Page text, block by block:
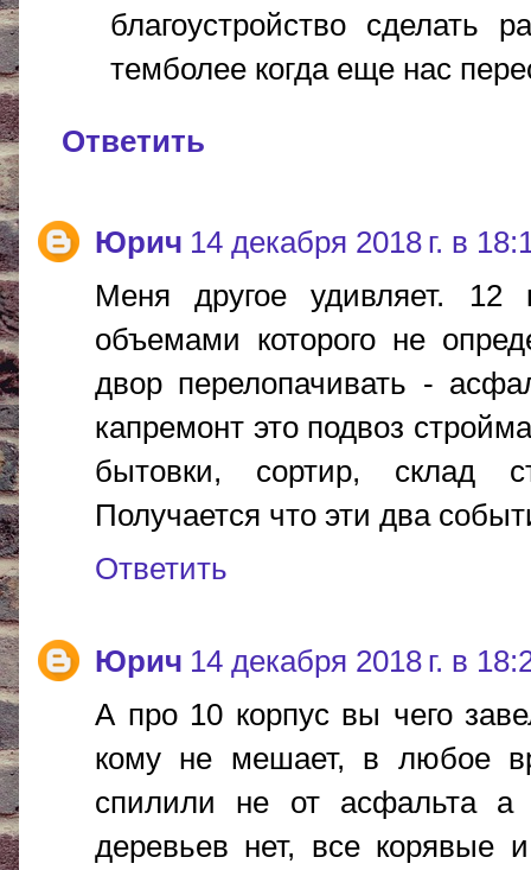
благоустройство
темболее когда еще нас
Ответить
Юрич 14 декабря 2018 г. в
Меня другое удивляет.
объемами которого не
двор перелопачивать -
капремонт это подвоз
бытовки, сортир, склад
Получается что эти два
Ответить
Юрич 14 декабря 2018 г. в
А про 10 корпус вы чего
кому не мешает, в любое
спилили не от асфальта
деревьев нет, все корявые